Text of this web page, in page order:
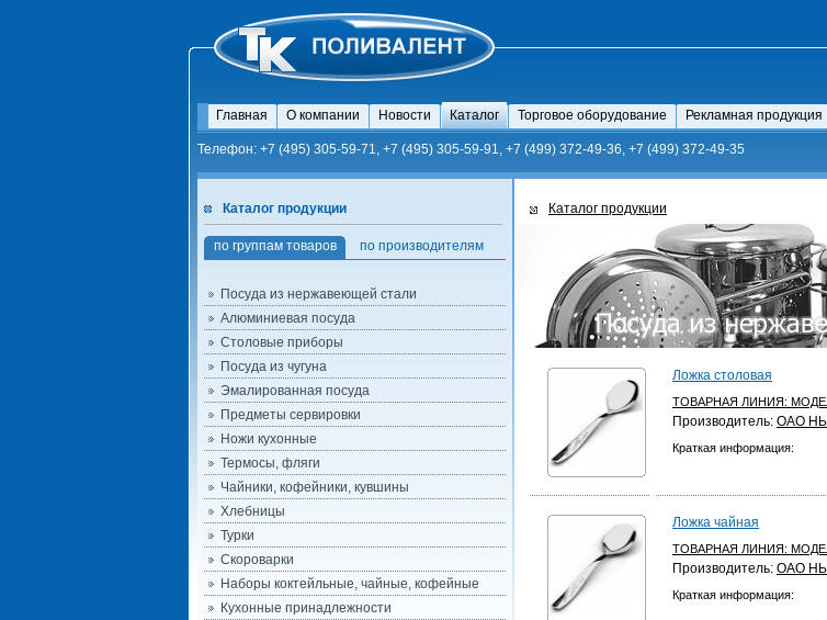
Главная О компании Новости Каталог Торговое оборудование Рекламная продукция
Телефон: +7 (495) 305-59-71, +7 (495) 305-59-91, +7 (499) 372-49-36, +7 (499) 372-49-35
Каталог продукции
по группам товаров по производителям
Посуда из нержавеющей стали
Алюминиевая посуда
Столовые приборы
Посуда из чугуна
Эмалированная посуда
Предметы сервировки
Ножи кухонные
Термосы, фляги
Чайники, кофейники, кувшины
Хлебницы
Турки
Скороварки
Наборы коктейльные, чайные, кофейные
Кухонные принадлежности
Каталог продукции
Ложка столовая
ТОВАРНАЯ ЛИНИЯ:
Производитель: ОАО
Краткая информация:
Ложка чайная
ТОВАРНАЯ ЛИНИЯ:
Производитель: ОАО
Краткая информация: